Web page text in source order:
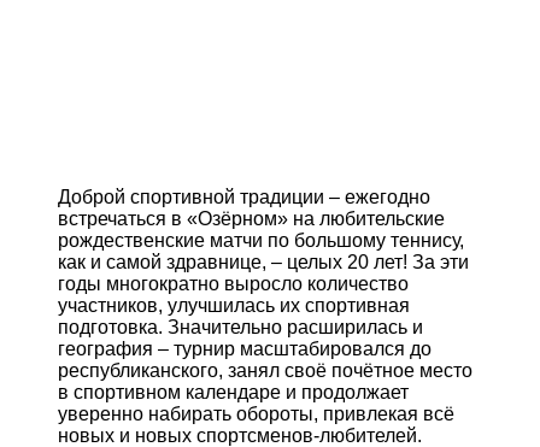
Доброй спортивной традиции – ежегодно
встречаться в «Озёрном» на любительские
рождественские матчи по большому теннису,
как и самой здравнице, – целых 20 лет! За эти
годы многократно выросло количество
участников, улучшилась их спортивная
подготовка. Значительно расширилась и
география – турнир масштабировался до
республиканского, занял своё почётное место
в спортивном календаре и продолжает
уверенно набирать обороты, привлекая всё
новых и новых спортсменов-любителей.